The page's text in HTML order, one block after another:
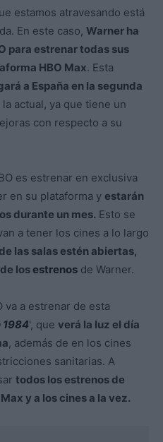
estamos atravesando está
En este caso, Warner ha
para estrenar todas sus
HBO Max. Esta
a España en la segunda
actual, ya que tiene un
con respecto a su
es estrenar en exclusiva
en su plataforma y estarán
durante un mes. Esto se
a tener los cines a lo largo
las salas estén abiertas,
losestrenos de Warner.
va a estrenar de esta
1984', que verá la luz el día
, además de en los cines
sanitarias. A
todos los estrenos de
y a los cines a la vez.